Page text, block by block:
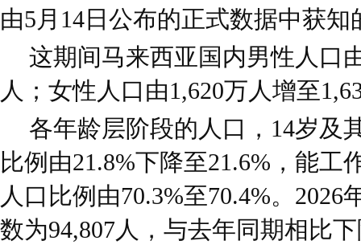
由5月14日公布的正式数据中获知
这期间马来西亚国内男性人口
人；女性人口由1,620万人增至
各年龄层阶段的人口，14岁及
比例由21.8%下降至21.6%，能工
人口比例由70.3%至70.4%。
数为94,807人，与去年同期相比